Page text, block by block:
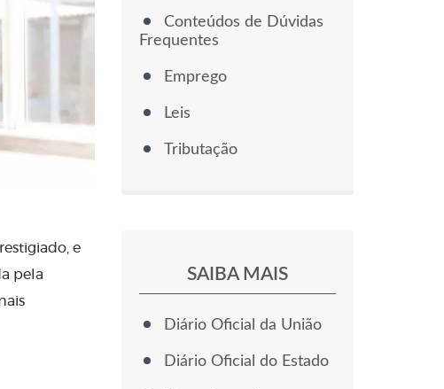
e
pela
Conteúdos de Dúvidas
Frequentes
Emprego
Leis
Tributação
SAIBA MAIS
Diário Oficial da União
Diário Oficial do Estado